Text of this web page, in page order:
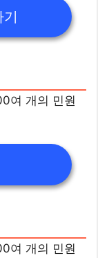
여 개의 민원
여 개의 민원